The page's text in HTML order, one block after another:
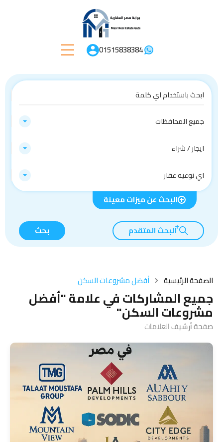
01515838384
جميع المحافظات
ايجار / شراء
اي نوعيه عقار
البحث عن ميزات معينة
البحث المتقدم بحث
الصفحة الرئيسية أفضل مشروعات السكن
جميع المشاركات في علامة "أفضل
مشروعات السكن"
صفحة أرشيف العلامات